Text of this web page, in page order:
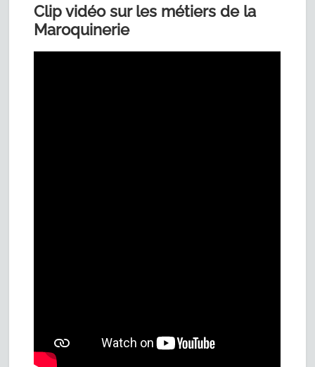
Clip vidéo sur les métiers de la
Maroquinerie